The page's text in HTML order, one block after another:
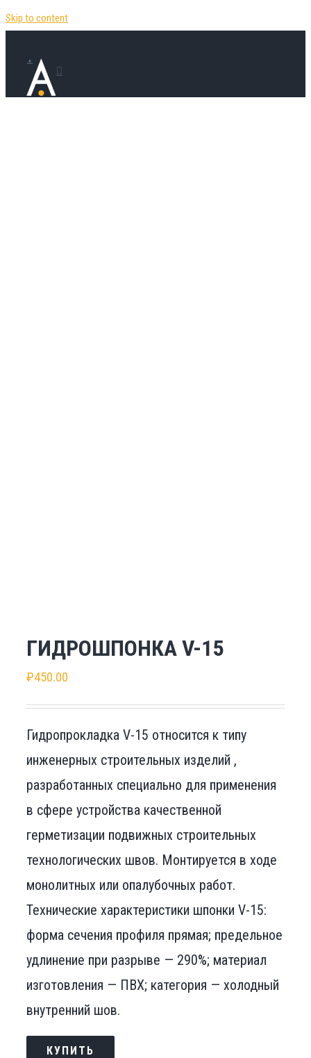
Skip to content
ГИДРОШПОНКА V-15
₽450.00
Гидропрокладка V-15 относится к типу
инженерных строительных изделий ,
разработанных специально для применения
в сфере устройства качественной
герметизации подвижных строительных
технологических швов. Монтируется в ходе
монолитных или опалубочных работ.
Технические характеристики шпонки V-15:
форма сечения профиля прямая; предельное
удлинение при разрыве — 290%; материал
изготовления — ПВХ; категория — холодный
внутренний шов.
КУПИТЬ